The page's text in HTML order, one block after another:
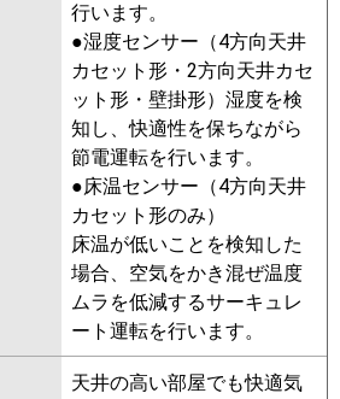
RPSA08033JMUB
RCEA08041JMUB
RCSA08043JMUB
RPSA08033JMU RCEA08041JMU
RCEA08041JXU RCSA08043JMU
RCSA08043JXU
RPSA08033JM
RCEA08031JM
RCEA08031JX
RPSA08023JM APEA08057JM
APHA08054M
APSA08057JM
ACEA08037JM ACEA08037JX
RCSA08033JM RCSA08033JX
ACEA08087JM ACEA08087JX
ACSA08087JM ACSA08087JX
行います。
●湿度センサー（4方向天井
カセット形・2方向天井カセ
ット形・壁掛形）湿度を検
知し、快適性を保ちながら
節電運転を行います。
●床温センサー（4方向天井
カセット形のみ）
床温が低いことを検知した
場合、空気をかき混ぜ温度
ムラを低減するサーキュレ
ート運転を行います。
天井の高い部屋でも快適気